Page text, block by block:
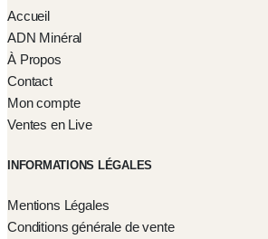
Accueil
ADN Minéral
À Propos
Contact
Mon compte
Ventes en Live
INFORMATIONS LÉGALES
Mentions Légales
Conditions générale de vente